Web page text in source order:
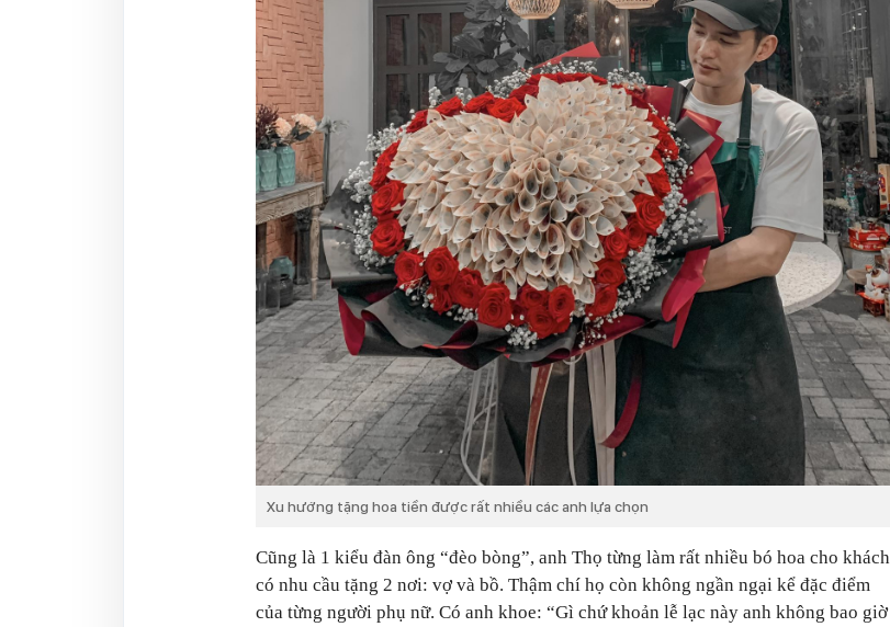
Xu hướng tặng hoa tiền được rất nhiều các anh lựa chọn
Cũng là 1 kiểu đàn ông “đèo bòng”, anh Thọ từng làm rất nhiều bó hoa cho khách
có nhu cầu tặng 2 nơi: vợ và bồ. Thậm chí họ còn không ngần ngại kể đặc điểm
của từng người phụ nữ. Có anh khoe: “Gì chứ khoản lễ lạc này anh không bao giờ